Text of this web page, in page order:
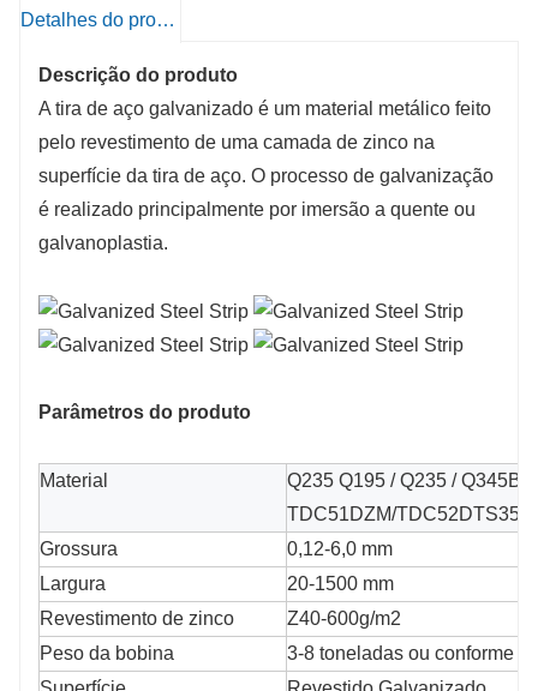
significativamente. Isto permite que a tira de
aplicações onde é necessária maior resistência
do material.
3. Boa processabilidade: Tiras de aço
galvanizado podem ser processadas e
formadas por laminação a frio, corte,
cisalhamento, etc.
4. Boa estabilidade térmica: A tira de aço
galvanizado tem boa resistência a altas
temperaturas e pode manter um desempenho
podem ser inspecionadas visualmente ou
simplesmente para verificar a presença de uma
camada galvanizada em sua superfície,
facilitando a execução do controle de
qualidade.
Detalhes do produto
Descrição do produto
A tira de aço galvanizado é um material metálico feito
pelo revestimento de uma camada de zinco na
superfície da tira de aço. O processo de galvanização
é realizado principalmente por imersão a quente ou
galvanoplastia.
Parâmetros do produto
Material
Q235 Q195 / Q235 / Q345B
TDC51DZM/
Grossura
0,12-6,0 mm
Largura
20-1500 mm
Revestimento de zinco
Z40-600g/m2
Peso da bobina
3-8 toneladas ou conforme